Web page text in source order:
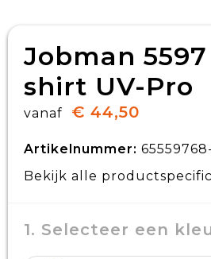
Jobman
shirt UV-Pro
vanaf € 44,50
Artikelnummer:
Bekijk alle
1. Selecteer een